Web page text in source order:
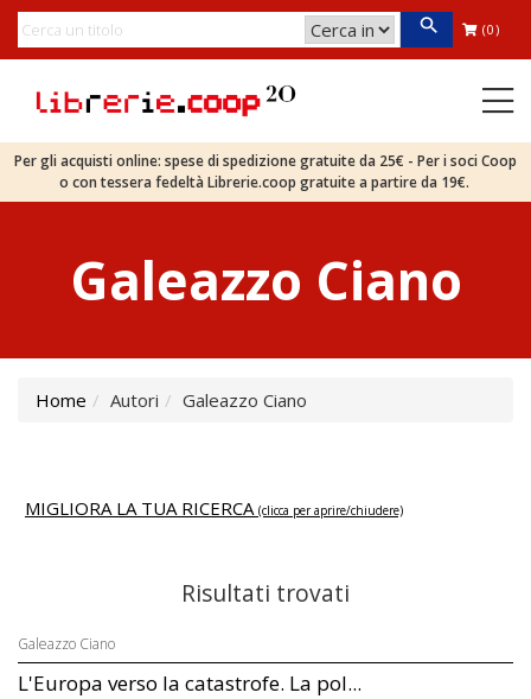
(0)
Per gli acquisti online: spese di spedizione gratuite da 25€ - Per i soci Coop
o con tessera fedeltà Librerie.coop gratuite a partire da 19€.
Galeazzo Ciano
Home Autori Galeazzo Ciano
MIGLIORA LA TUA RICERCA (clicca per aprire/chiudere)
Risultati trovati
Galeazzo Ciano
L'Europa verso la catastrofe. La pol...